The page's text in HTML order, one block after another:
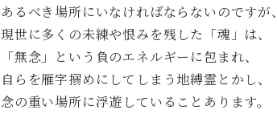
あるべき場所にいなければならないのですが、
現世に多くの未練や恨みを残した「魂」は、
「無念」という負のエネルギーに包まれ、
自らを雁字搦めにしてしまう地縛霊とかし、
念の重い場所に浮遊していることあります。